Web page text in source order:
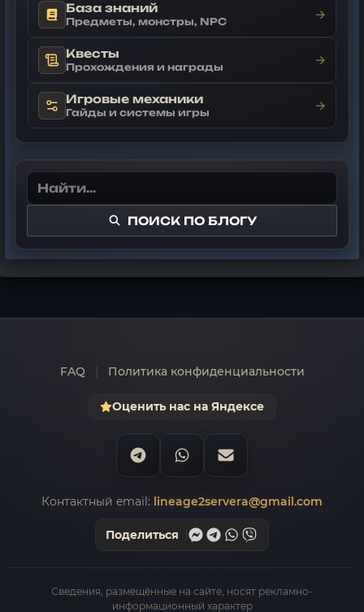
База знаний
Предметы, монстры, NPC →
Квесты
Прохождения и награды →
Игровые механики
Гайды и системы игры →
ПОИСК ПО БЛОГУ
FAQ Политика конфиденциальности
Оценить нас на Яндексе
Контактный email: lineage2servera@gmail.com
Поделиться
Сведения, размещённые на сайте, носят рекламно-
информационный характер